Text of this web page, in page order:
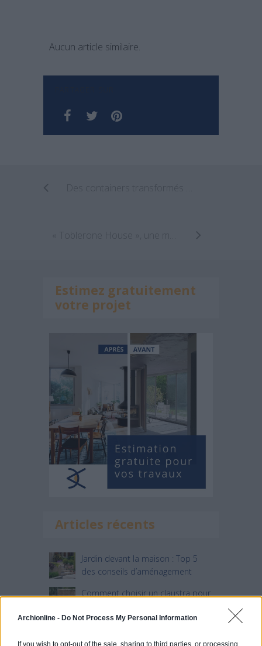
Archionline - Do Not Process My Personal Information
If you wish to opt-out of the sale, sharing to third parties, or processing
Aucun article similaire.
Estimez gratuitement
votre projet
Articles récents
Jardin devant la maison : Top 5
des conseils d’aménagement
Comment choisir un claustra pour
extérieure de sa maison ?